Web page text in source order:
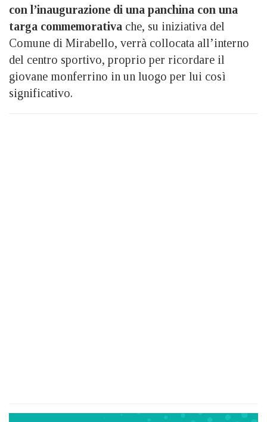
con l’inaugurazione di una panchina con una
targa commemorativa che, su iniziativa del
Comune di Mirabello, verrà collocata all’interno
del centro sportivo, proprio per ricordare il
giovane monferrino in un luogo per lui così
significativo.